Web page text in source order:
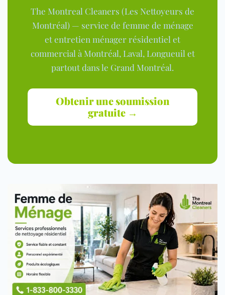
The Montreal Cleaners (Les Nettoyeurs de
Montréal) — service de femme de ménage
et entretien ménager résidentiel et
commercial à Montréal, Laval, Longueuil et
partout dans le Grand Montréal.
Obtenir une soumission
gratuite →